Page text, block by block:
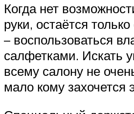
Когда нет
руки, остаётся
– воспользоваться
салфетками. Искать
всему салону не
мало кому захочется